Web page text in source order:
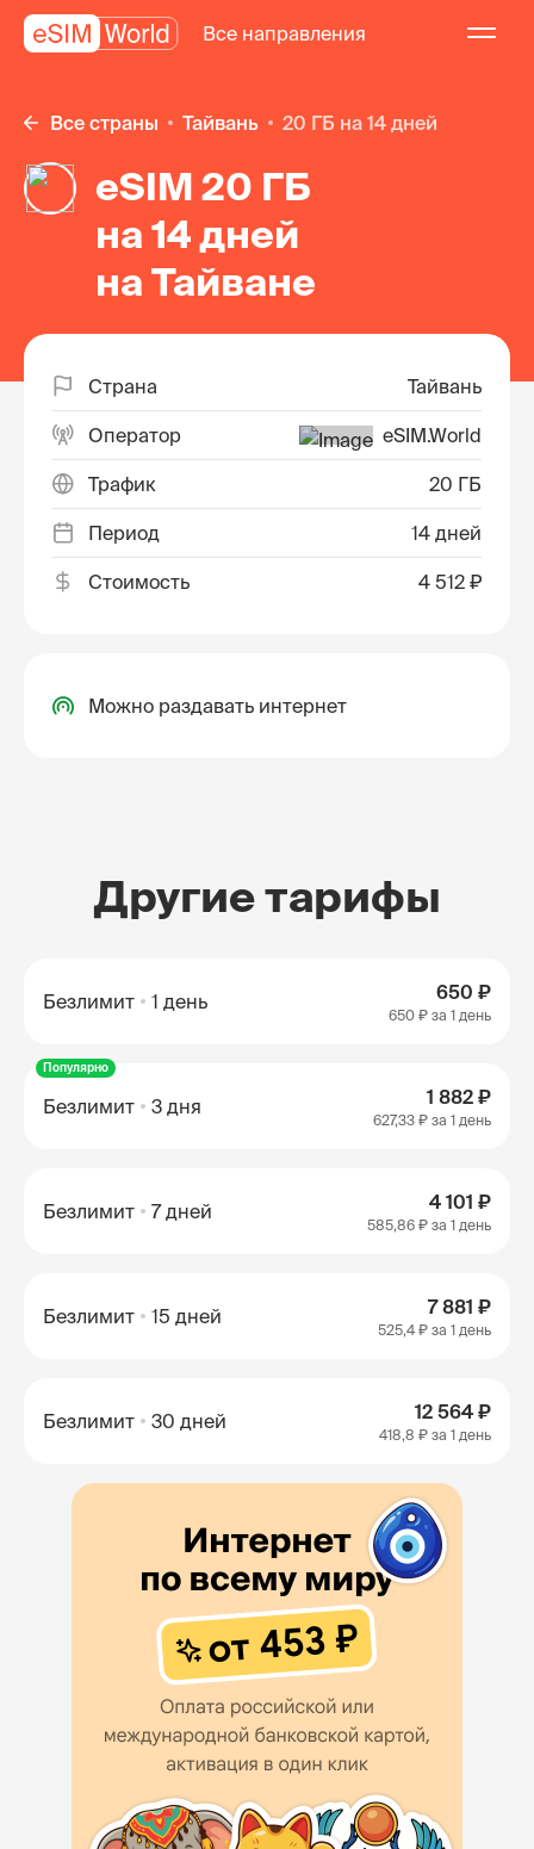
Все направления
Все страны Тайвань 20 ГБ на 14 дней
eSIM 20 ГБ
на 14 дней
на Тайване
Страна Тайвань
Оператор eSIM.World
Трафик 20 ГБ
Период 14 дней
Стоимость 4 512 ₽
Можно раздавать интернет
Другие тарифы
Безлимит 1 день 650 ₽
650 ₽ за 1 день
Популярно
Безлимит 3 дня 1 882 ₽
627,33 ₽ за 1 день
Безлимит 7 дней 4 101 ₽
585,86 ₽ за 1 день
Безлимит 15 дней 7 881 ₽
525,4 ₽ за 1 день
Безлимит 30 дней 12 564 ₽
418,8 ₽ за 1 день